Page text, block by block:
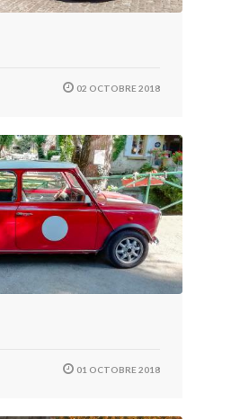
02 OCTOBRE 2018
01 OCTOBRE 2018